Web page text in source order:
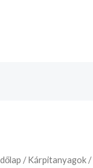
/Kárpitanyagok/